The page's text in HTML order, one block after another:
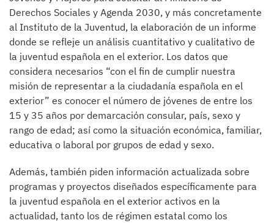
Derechos Sociales y Agenda 2030, y más concretamente
al Instituto de la Juventud, la elaboración de un informe
donde se refleje un análisis cuantitativo y cualitativo de
la juventud española en el exterior. Los datos que
considera necesarios “con el fin de cumplir nuestra
misión de representar a la ciudadanía española en el
exterior” es conocer el número de jóvenes de entre los
15 y 35 años por demarcación consular, país, sexo y
rango de edad; así como la situación económica, familiar,
educativa o laboral por grupos de edad y sexo.
Además, también piden información actualizada sobre
programas y proyectos diseñados específicamente para
la juventud española en el exterior activos en la
actualidad, tanto los de régimen estatal como los